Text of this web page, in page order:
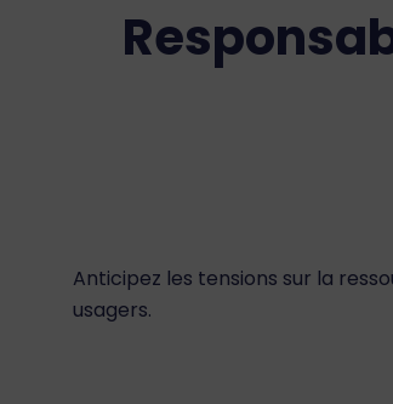
Anticipez les tensions sur la
usagers.